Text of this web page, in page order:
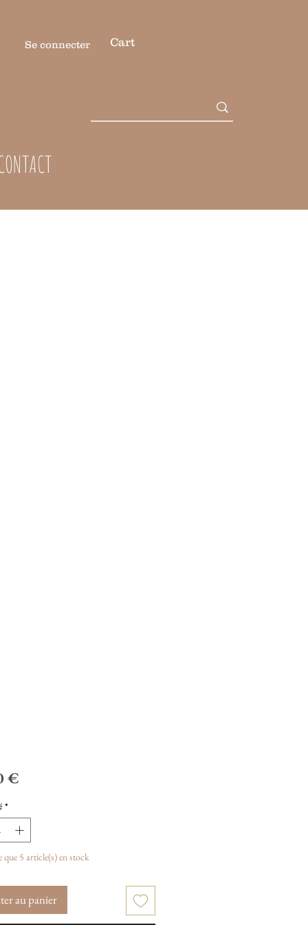
Se connecter Cart
€Prix
*
que 5 article(s) en stock
au panier